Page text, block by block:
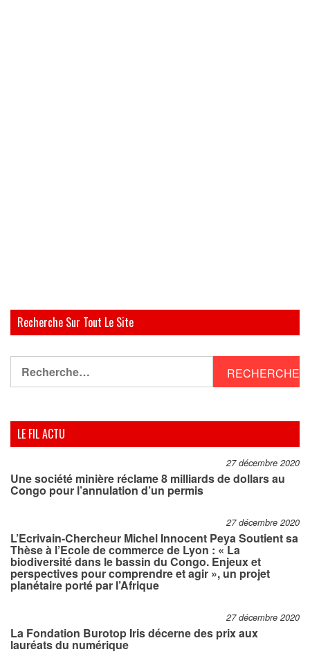
Recherche Sur Tout Le Site
LE FIL ACTU
27 décembre 2020
Une société minière réclame 8 milliards de dollars au
Congo pour l’annulation d’un permis
27 décembre 2020
L’Ecrivain-Chercheur Michel Innocent Peya Soutient sa
Thèse à l’Ecole de commerce de Lyon : « La
biodiversité dans le bassin du Congo. Enjeux et
perspectives pour comprendre et agir », un projet
planétaire porté par l’Afrique
27 décembre 2020
La Fondation Burotop Iris décerne des prix aux
lauréats du numérique